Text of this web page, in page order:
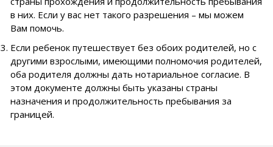
в них. Если у вас нет такого разрешения – мы можем
Вам помочь.
Если ребенок путешествует без обоих родителей, но с
другими взрослыми, имеющими полномочия родителей,
оба родителя должны дать нотариальное согласие. В
этом документе должны быть указаны страны
назначения и продолжительность пребывания за
границей.